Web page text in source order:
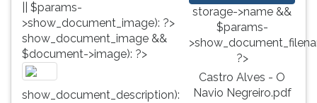
storage->name &&
$params-
?>
Castro Alves - O
Navio Negreiro.pdf
|| $params-
>show_document_image): ?>
show_document_image &&
$document->image): ?>
show_document_description):